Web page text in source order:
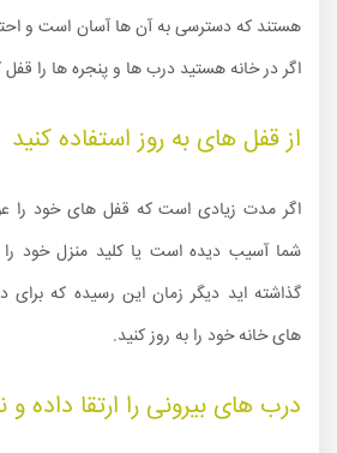
هستند که دسترسی به آن ها آسان است و
اگر در خانه هستید درب ها و پنجره ها را قفل
از قفل های به روز استفاده کنید
اگر مدت زیادی است که قفل های خود را
شما آسیب دیده است یا کلید منزل خود را
گذاشته اید دیگر زمان این رسیده که برای
های خانه خود را به روز کنید.
درب های بیرونی را ارتقا داده و